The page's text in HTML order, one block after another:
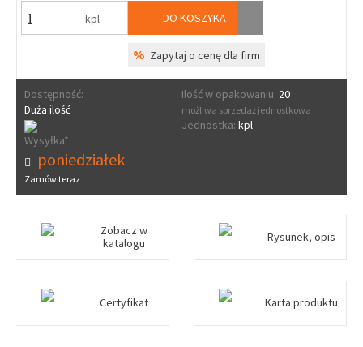
kpl DO KOSZYKA
% Zapytaj o cenę dla firm
Dostępność:
Duża ilość
Ilość w opakowaniu: 20
możliwa sprzedaż jednostkowa
Jednostka: kpl
Wysyłka*:
poniedziałek
Zamów teraz
Zobacz w
katalogu
Rysunek, opis
Certyfikat Karta produktu